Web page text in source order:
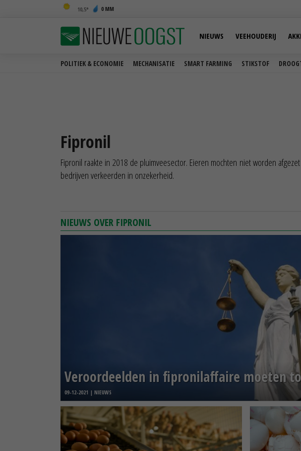
10,5 0 MM
POLITIEK & ECONOMIE MECHANISATIE SMART FARMING STIKSTOF
NIEUWS VEEHOUDERIJ
Fipronil
Fipronil raakte in 2018 de pluimveesector. Eieren mochten niet worden
bedrijven verkeerden in onzekerheid.
NIEUWS OVER FIPRONIL
Veroordeelden in fipronilaffaire moeten
09-12-2021 | NIEUWS